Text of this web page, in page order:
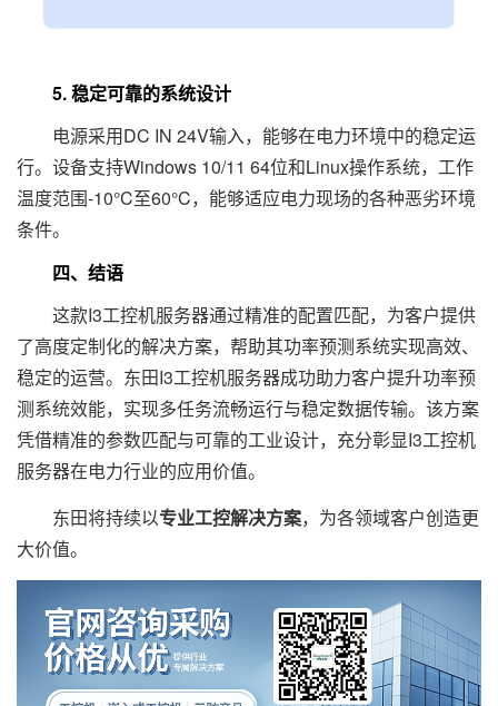
5. 稳定可靠的系统设计
电源采用DC IN 24V输入，能够在电力环境中的稳定运
行。设备支持Windows 10/11 64位和Linux操作系统，工作
温度范围-10°C至60°C，能够适应电力现场的各种恶劣环境
条件。
四、结语
这款I3工控机服务器通过精准的配置匹配，为客户提供
了高度定制化的解决方案，帮助其功率预测系统实现高效、
稳定的运营。东田I3工控机服务器成功助力客户提升功率预
测系统效能，实现多任务流畅运行与稳定数据传输。该方案
凭借精准的参数匹配与可靠的工业设计，充分彰显I3工控机
服务器在电力行业的应用价值。
东田将持续以专业工控解决方案，为各领域客户创造更
大价值。